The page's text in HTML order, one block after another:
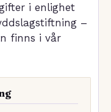
i enlighet
–
finns i vår